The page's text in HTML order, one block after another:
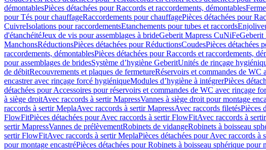
démontablesPièces détachées pour Raccords et raccordements, démontables
pour Tés pour chauffageRaccordements pour chauffagePièces détachées pour
CuivreIsolations pour raccordementsEtanchements pour tubes et raccords
d'étanchéitéJeux de vis pour assemblages à brideGeberit Mapress CuNiFeGeberit
ManchonsRéductionsPièces détachées pour RéductionsCoudesPièces détachées
raccordements, démontablesPièces détachées pour Raccords et raccordements,
pour assemblages de bridesSystème d’hygiène GeberitUnités de rinçage
de débitRecouvrements et plaques de fermetureRéservoirs et commandes de WC
encastrer avec rinçage forcé hygiéniqueModules d’hygiène à intégrerPièces
détachées pour Accessoires pour réservoirs et commandes de WC avec rinçage
à siège droitAvec raccords à sertir MapressVannes à siège droit pour montage
raccords à sertir MeplaAvec raccords à sertir MapressAvec raccords filetésPièces
FlowFitPièces détachées pour Avec raccords à sertir FlowFitAvec raccords à
sertir MapressVannes de prélèvementRobinets de vidangeRobinets à boisseau
sertir FlowFitAvec raccords à sertir MeplaPièces détachées pour Avec raccords à
pour montage encastréPièces détachées pour Robinets à boisseau sphérique pour